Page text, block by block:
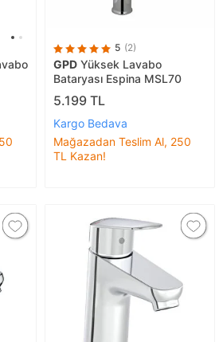
5 (2)
GPD Yüksek Lavabo
Bataryası Espina MSL70
5.199 TL
Kargo Bedava
Mağazadan Teslim Al, 250
TL Kazan!